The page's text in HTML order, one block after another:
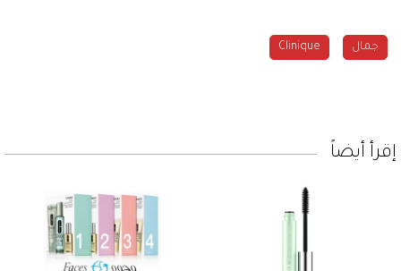
جمال Clinique
إقرأ أيضاً